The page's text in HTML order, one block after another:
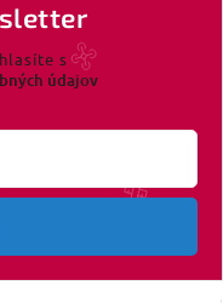
s
údajov